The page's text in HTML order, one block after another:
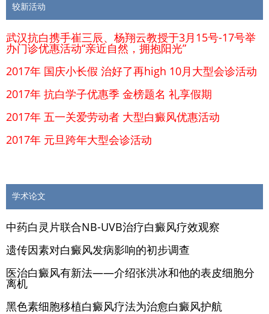
较新活动
武汉抗白携手崔三辰、杨翔云教授于3月15号-17号举
办门诊优惠活动“亲近自然，拥抱阳光”
2017年 国庆小长假 治好了再high 10月大型会诊活动
2017年 抗白学子优惠季 金榜题名 礼享假期
2017年 五一关爱劳动者 大型白癜风优惠活动
2017年 元旦跨年大型会诊活动
学术论文
中药白灵片联合NB-UVB治疗白癜风疗效观察
遗传因素对白癜风发病影响的初步调查
医治白癜风有新法——介绍张洪冰和他的表皮细胞分
离机
黑色素细胞移植白癜风疗法为治愈白癜风护航